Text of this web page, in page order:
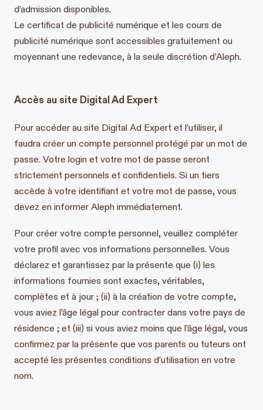
d’admission disponibles.
Le certificat de publicité numérique et les cours de
publicité numérique sont accessibles gratuitement ou
moyennant une redevance, à la seule discrétion d’Aleph.
Accès au site Digital Ad Expert
Pour accéder au site Digital Ad Expert et l’utiliser, il
faudra créer un compte personnel protégé par un mot de
passe. Votre login et votre mot de passe seront
strictement personnels et confidentiels. Si un tiers
accède à votre identifiant et votre mot de passe, vous
devez en informer Aleph immédiatement.
Pour créer votre compte personnel, veuillez compléter
votre profil avec vos informations personnelles. Vous
déclarez et garantissez par la présente que (i) les
informations fournies sont exactes, véritables,
complètes et à jour ; (ii) à la création de votre compte,
vous aviez l’âge légal pour contracter dans votre pays de
résidence ; et (iii) si vous aviez moins que l’âge légal, vous
confirmez par la présente que vos parents ou tuteurs ont
accepté les présentes conditions d’utilisation en votre
nom.